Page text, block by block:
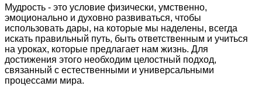
Мудрость - это условие физически, умственно,
эмоционально и духовно развиваться, чтобы
использовать дары, на которые мы наделены, всегда
искать правильный путь, быть ответственным и учиться
на уроках, которые предлагает нам жизнь. Для
достижения этого необходим целостный подход,
связанный с естественными и универсальными
процессами мира.